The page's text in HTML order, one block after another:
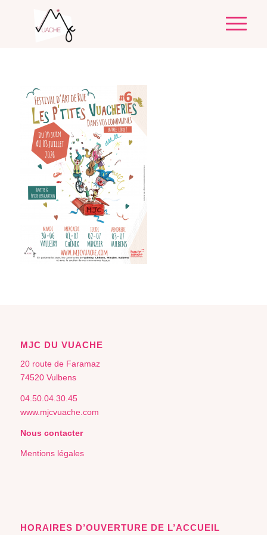
MJC DU VUACHE
20 route de Faramaz
74520 Vulbens
04.50.04.30.45
www.mjcvuache.com
Nous contacter
Mentions légales
HORAIRES D’OUVERTURE DE L’ACCUEIL